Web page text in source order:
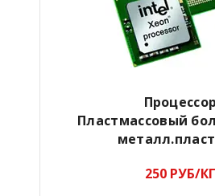
Процессор
Пластмассовый
250 РУБ/КГ